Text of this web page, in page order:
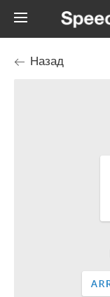
Назад